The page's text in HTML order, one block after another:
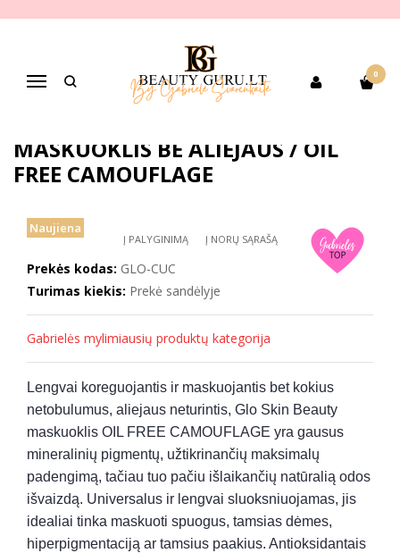
Navigacija
0
Pagrindinis PREKIŲ KATEGORIJOS
Dekoratyvinė kosmetika
GLO SKIN BEAUTY- KAMUFLIAŽINIS MASKUOKLIS BE ALIEJAUS / OIL FREE
CAMOUFLAGE
MASKUOKLIS BE ALIEJAUS / OIL
FREE CAMOUFLAGE
Naujiena
Į PALYGINIMĄ Į NORŲ SĄRAŠĄ
Prekės kodas: GLO-CUC
Turimas kiekis: Prekė sandėlyje
Gabrielės mylimiausių produktų kategorija
Lengvai koreguojantis ir maskuojantis bet kokius
netobulumus, aliejaus neturintis, Glo Skin Beauty
maskuoklis OIL FREE CAMOUFLAGE yra gausus
mineralinių pigmentų, užtikrinančių maksimalų
padengimą, tačiau tuo pačiu išlaikančių natūralią odos
išvaizdą. Universalus ir lengvai sluoksniuojamas, jis
idealiai tinka maskuoti spuogus, tamsias dėmes,
hiperpigmentaciją ar tamsius paakius. Antioksidantais